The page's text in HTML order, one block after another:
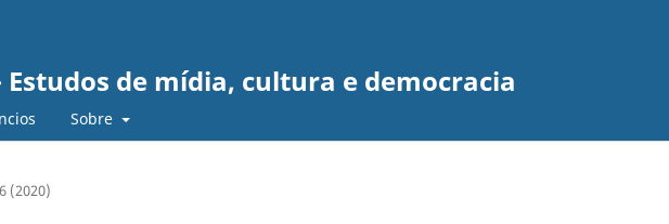
Estudos de mídia, cultura e democracia
Sobre
(2020)